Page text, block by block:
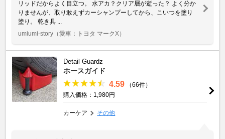
リッドだからよく目立つ。 水アカ？クリア層が逝った？ よく分か
りませんが、取り敢えずカーシャンプーしてから、こいつを塗り
塗り。 乾き具 ...
umiumi-story （愛車：トヨタ マークX）
Detail Guardz
ホースガイド
4.59
（66件）
購入価格：1,980円
カーケア その他